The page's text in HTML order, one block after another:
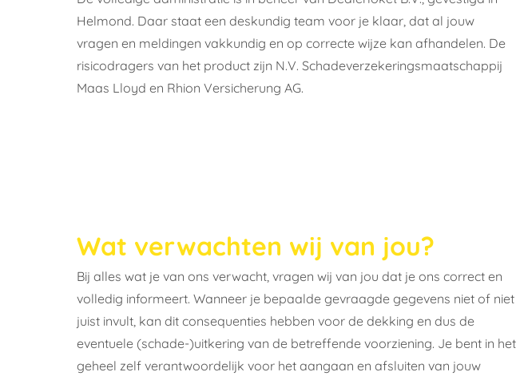
Helmond. Daar staat een deskundig team voor je klaar, dat al jouw
vragen en meldingen vakkundig en op correcte wijze kan afhandelen. De
risicodragers van het product zijn N.V. Schadeverzekeringsmaatschappij
Maas Lloyd en Rhion Versicherung AG.
Wat verwachten wij van jou?
Bij alles wat je van ons verwacht, vragen wij van jou dat je ons correct en
volledig informeert. Wanneer je bepaalde gevraagde gegevens niet of niet
juist invult, kan dit consequenties hebben voor de dekking en dus de
eventuele (schade-)uitkering van de betreffende voorziening. Je bent in het
geheel zelf verantwoordelijk voor het aangaan en afsluiten van jouw